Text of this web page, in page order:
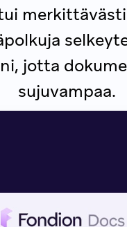
jotta
sujuvampaa.